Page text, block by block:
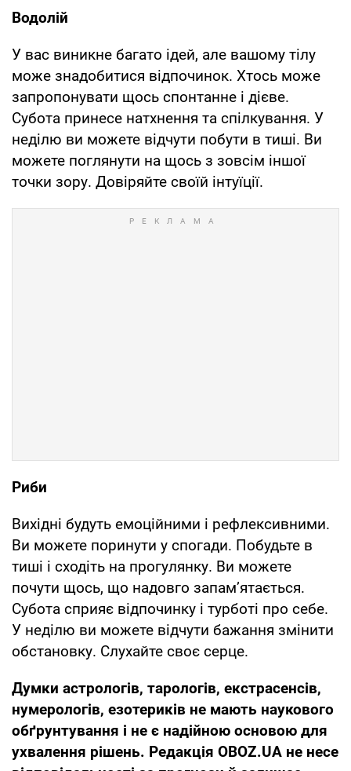
Водолій
У вас виникне багато ідей, але вашому тілу
може знадобитися відпочинок. Хтось може
запропонувати щось спонтанне і дієве.
Субота принесе натхнення та спілкування. У
неділю ви можете відчути побути в тиші. Ви
можете поглянути на щось з зовсім іншої
точки зору. Довіряйте своїй інтуїції.
Риби
Вихідні будуть емоційними і рефлексивними.
Ви можете поринути у спогади. Побудьте в
тиші і сходіть на прогулянку. Ви можете
почути щось, що надовго запам’ятається.
Субота сприяє відпочинку і турботі про себе.
У неділю ви можете відчути бажання змінити
обстановку. Слухайте своє серце.
Думки астрологів, тарологів, екстрасенсів,
нумерологів, езотериків не мають наукового
обґрунтування і не є надійною основою для
ухвалення рішень. Редакція OBOZ.UA не несе